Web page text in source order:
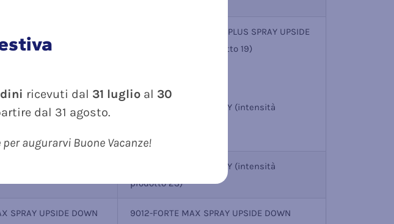
prodotto 13)
9016-ALOE VERA FORTE PLUS SPRAY UPSIDE
DOWN (intensità prodotto 19)
9002-FORTE MAX SPRAY (intensità
9002-FORTE MAX SPRAY (intensità
prodotto 23)
SPRAY UPSIDE DOWN
9012-FORTE MAX SPRAY UPSIDE DOWN
ricevuti dal 31 luglio al 30
dal 31 agosto.
per augurarvi Buone Vacanze!